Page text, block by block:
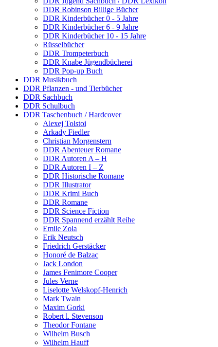
DDR Robinson Billige Bücher
DDR Kinderbücher 0 - 5 Jahre
DDR Kinderbücher 6 - 9 Jahre
DDR Kinderbücher 10 - 15 Jahre
Rüsselbücher
DDR Trompeterbuch
DDR Knabe Jügendbücherei
DDR Pop-up Buch
DDR Musikbuch
DDR Pflanzen - und Tierbücher
DDR Sachbuch
DDR Schulbuch
DDR Taschenbuch / Hardcover
Alexej Tolstoi
Arkady Fiedler
Christian Morgenstern
DDR Abenteuer Romane
DDR Autoren A – H
DDR Autoren I – Z
DDR Historische Romane
DDR Illustrator
DDR Krimi Buch
DDR Romane
DDR Science Fiction
DDR Spannend erzählt Reihe
Emile Zola
Erik Neutsch
Friedrich Gerstäcker
Honoré de Balzac
Jack London
James Fenimore Cooper
Jules Verne
Liselotte Welskopf-Henrich
Mark Twain
Maxim Gorki
Robert l. Stevenson
Theodor Fontane
Wilhelm Busch
Wilhelm Hauff